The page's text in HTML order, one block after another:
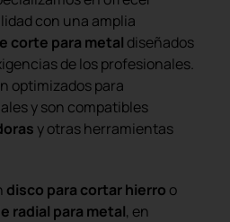
con una amplia
corte para metal diseñados
de los profesionales.
optimizados para
y son compatibles
y otras herramientas
disco para cortar hierro o
radial para metal, en